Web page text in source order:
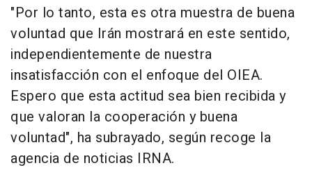
"Por lo tanto, esta es otra muestra de buena
voluntad que Irán mostrará en este sentido,
independientemente de nuestra
insatisfacción con el enfoque del OIEA.
Espero que esta actitud sea bien recibida y
que valoran la cooperación y buena
voluntad", ha subrayado, según recoge la
agencia de noticias IRNA.